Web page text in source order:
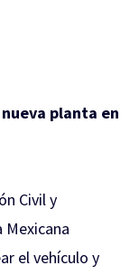
planta en
Civil y
Mexicana
el vehículo y